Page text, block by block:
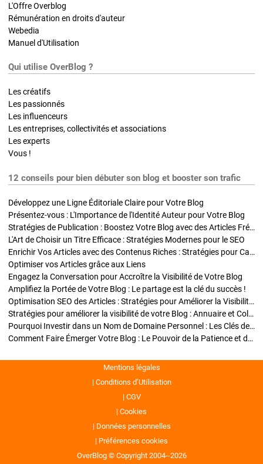
L'Offre Overblog
Rémunération en droits d'auteur
Webedia
Manuel d'Utilisation
Qui utilise OverBlog ?
Les créatifs
Les passionnés
Les influenceurs
Les entreprises, collectivités et associations
Les experts
Vous !
12 conseils pour bien débuter son blog et booster son trafic
Développez une Ligne Éditoriale Claire pour Votre Blog
Présentez-vous : L'Importance de l'Identité Auteur pour Votre Blog
Stratégies de Publication : Boostez Votre Blog avec des Articles Fréquents et Exclusifs
L'Art de Choisir un Titre Efficace : Stratégies Modernes pour le SEO
Enrichir Vos Articles avec des Contenus Riches : Stratégies pour Captiver et Optimiser
Optimiser vos Articles grâce aux Liens
Engagez la Conversation pour Accroître la Visibilité de Votre Blog
Amplifiez la Portée de Votre Blog : Le partage est la clé du succès !
Optimisation SEO des Articles : Stratégies pour Améliorer la Visibilité de Votre Blog
Stratégies pour améliorer la visibilité de votre Blog : Annuaire et Collaborations
Pourquoi Investir dans un Nom de Domaine Personnel : Les Clés de la Réussite de Votre Blog
Comment Faire Émerger Votre Blog : Le Pouvoir de la Patience et de la Persévérance
Mentions légales
Conditions d’Utilisation
CGV
Cookies
Données personnelles
Préférences cookies
OverBlog © Copyright 2004--2026